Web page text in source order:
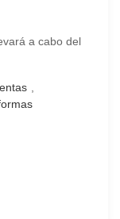
a cabo del